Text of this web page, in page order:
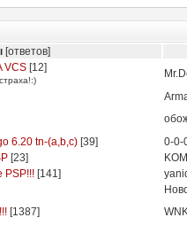
[ответов]
VCS[12]
6.20 tn-(a,b,c)[39]
0-0-
[23]
PSP!!![141]
[1387]